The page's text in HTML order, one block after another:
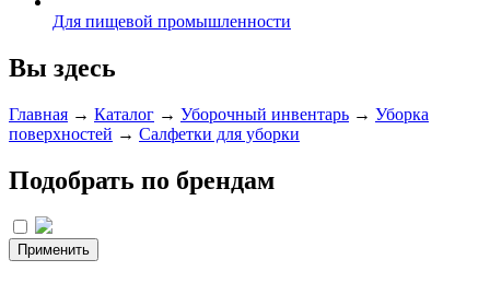
Для пищевой промышленности
Вы здесь
Главная → Каталог → Уборочный инвентарь → Уборка
поверхностей → Салфетки для уборки
Подобрать по брендам